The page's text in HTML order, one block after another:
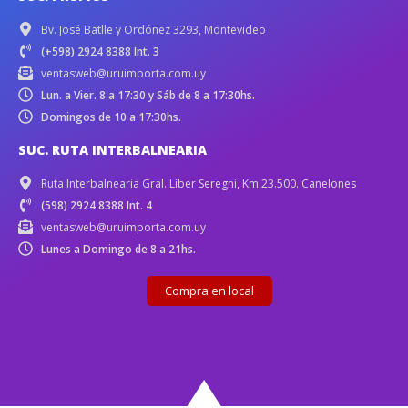
Bv. José Batlle y Ordóñez 3293, Montevideo
(+598) 2924 8388 Int. 3
ventasweb@uruimporta.com.uy
Lun. a Vier. 8 a 17:30 y Sáb de 8 a 17:30hs.
Domingos de 10 a 17:30hs.
SUC. RUTA INTERBALNEARIA
Ruta Interbalnearia Gral. Líber Seregni, Km 23.500. Canelones
(598) 2924 8388 Int. 4
ventasweb@uruimporta.com.uy
Lunes a Domingo de 8 a 21hs.
Compra en local